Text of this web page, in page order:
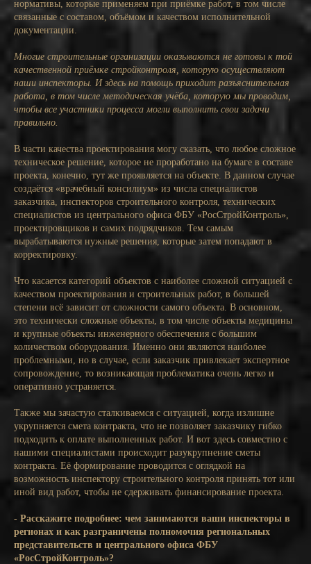
нормативы, которые применяем при приёмке работ, в том числе
связанные с составом, объёмом и качеством исполнительной
документации.
Многие строительные организации оказываются не готовы к той
качественной приёмке стройконтроля, которую осуществляют
наши инспекторы. И здесь на помощь приходит разъяснительная
работа, в том числе методическая учёба, которую мы проводим,
чтобы все участники процесса могли выполнить свои задачи
правильно.
В части качества проектирования могу сказать, что любое сложное
техническое решение, которое не проработано на бумаге в составе
проекта, конечно, тут же проявляется на объекте. В данном случае
создаётся «врачебный консилиум» из числа специалистов
заказчика, инспекторов строительного контроля, технических
специалистов из центрального офиса ФБУ «РосСтройКонтроль»,
проектировщиков и самих подрядчиков. Тем самым
вырабатываются нужные решения, которые затем попадают в
корректировку.
Что касается категорий объектов с наиболее сложной ситуацией с
качеством проектирования и строительных работ, в большей
степени всё зависит от сложности самого объекта. В основном,
это технически сложные объекты, в том числе объекты медицины
и крупные объекты инженерного обеспечения с большим
количеством оборудования. Именно они являются наиболее
проблемными, но в случае, если заказчик привлекает экспертное
сопровождение, то возникающая проблематика очень легко и
оперативно устраняется.
Также мы зачастую сталкиваемся с ситуацией, когда излишне
укрупняется смета контракта, что не позволяет заказчику гибко
подходить к оплате выполненных работ. И вот здесь совместно с
нашими специалистами происходит разукрупнение сметы
контракта. Её формирование проводится с оглядкой на
возможность инспектору строительного контроля принять тот или
иной вид работ, чтобы не сдерживать финансирование проекта.
- Расскажите подробнее: чем занимаются ваши инспекторы в
регионах и как разграничены полномочия региональных
представительств и центрального офиса ФБУ
«РосСтройКонтроль»?